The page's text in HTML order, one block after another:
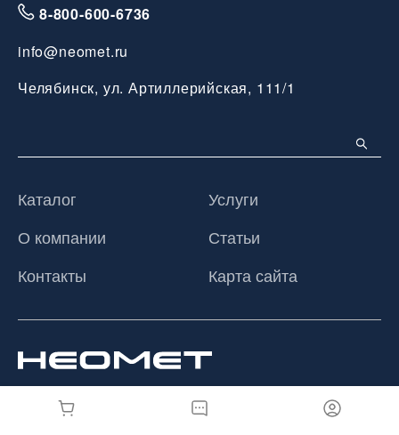
8-800-600-6736
info@neomet.ru
Челябинск, ул. Артиллерийская, 111/1
Каталог
Услуги
О компании
Статьи
Контакты
Карта сайта
© 2026 ООО «Неомет», Все права защищены